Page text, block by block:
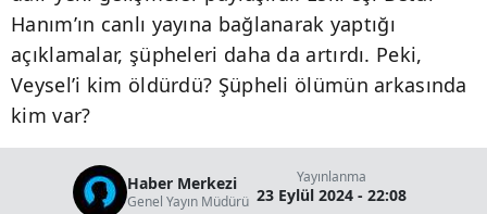
Hanım’ın canlı yayına bağlanarak yaptığı
açıklamalar, şüpheleri daha da artırdı. Peki,
Veysel’i kim öldürdü? Şüpheli ölümün arkasında
kim var?
Haber Merkezi
Genel Yayın Müdürü
Yayınlanma
23 Eylül 2024 - 22:08